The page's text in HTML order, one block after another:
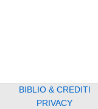
BIBLIO & CREDITI
PRIVACY